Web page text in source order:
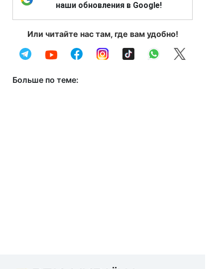
наши обновления в Google!
Или читайте нас там, где вам удобно!
Больше по теме: